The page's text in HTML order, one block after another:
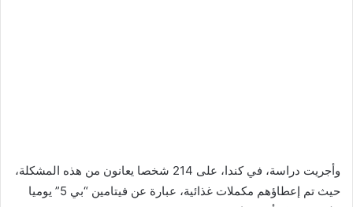
وأجريت دراسة، في كندا، على 214 شخصا يعانون من هذه المشكلة،
حيث تم إعطاؤهم مكملات غذائية، عبارة عن فيتامين “بي 5” يوميا